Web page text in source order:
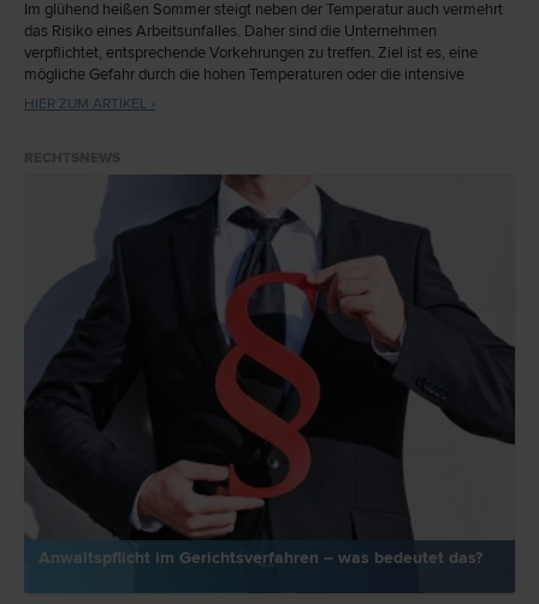
Im glühend heißen Sommer steigt neben der Temperatur auch vermehrt
das Risiko eines Arbeitsunfalles. Daher sind die Unternehmen
verpflichtet, entsprechende Vorkehrungen zu treffen. Ziel ist es, eine
mögliche Gefahr durch die hohen Temperaturen oder die intensive
Sonneneinstrahlung weitmöglichst zu minimieren.
HIER ZUM ARTIKEL ›
Anwaltspflicht im Gerichtsverfahren – was bedeutet das?